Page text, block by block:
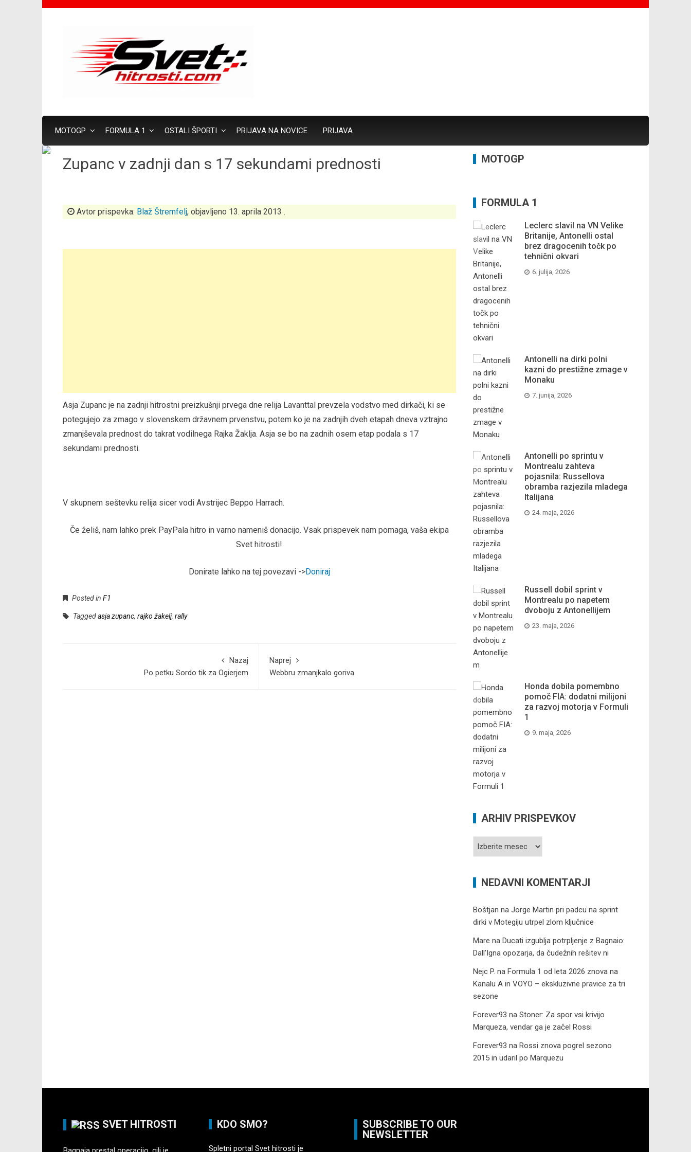
MOTOGP FORMULA 1 OSTALI ŠPORTI PRIJAVA NA NOVICE PRIJAVA
Zupanc v zadnji dan s 17 sekundami prednosti
Avtor prispevka: Blaž Štremfelj, objavljeno 13. aprila 2013 .
Asja Zupanc je na zadnji hitrostni preizkušnji prvega dne relija Lavanttal prevzela vodstvo med dirkači, ki se
potegujejo za zmago v slovenskem državnem prvenstvu, potem ko je na zadnjih dveh etapah dneva vztrajno
zmanjševala prednost do takrat vodilnega Rajka Žaklja. Asja se bo na zadnih osem etap podala s 17
sekundami prednosti.
V skupnem seštevku relija sicer vodi Avstrijec Beppo Harrach.
Če želiš, nam lahko prek PayPala hitro in varno nameniš donacijo. Vsak prispevek nam pomaga, vaša ekipa
Svet hitrosti!
Donirate lahko na tej povezavi ->Doniraj
Posted in F1
Taggedasja zupanc, rajko žakelj, rally
Nazaj
Po petku Sordo tik za Ogierjem
Naprej
Webbru zmanjkalo goriva
MOTOGP
FORMULA 1
Leclerc slavil na VN Velike
Britanije, Antonelli ostal
brez dragocenih točk po
tehnični okvari
6. julija, 2026
Antonelli na dirki polni
kazni do prestižne zmage v
Monaku
7. junija, 2026
Antonelli po sprintu v
Montrealu zahteva
pojasnila: Russellova
obramba razjezila mladega
Italijana
24. maja, 2026
Russell dobil sprint v
Montrealu po napetem
dvoboju z Antonellijem
23. maja, 2026
Honda dobila pomembno
pomoč FIA: dodatni milijoni
za razvoj motorja v Formuli
1
9. maja, 2026
ARHIV PRISPEVKOV
Arhiv
NEDAVNI KOMENTARJI
Boštjan na Jorge Martin pri padcu na sprint
dirki v Motegiju utrpel zlom ključnice
Mare na Ducati izgublja potrpljenje z Bagnaio:
Dall’Igna opozarja, da čudežnih rešitev ni
Nejc P. na Formula 1 od leta 2026 znova na
Kanalu A in VOYO – ekskluzivne pravice za tri
sezone
Forever93 na Stoner: Za spor vsi krivijo
Marqueza, vendar ga je začel Rossi
Forever93 na Rossi znova pogrel sezono
2015 in udaril po Marquezu
SVET HITROSTI KDO SMO?
Spletni portal Svet hitrosti je
SUBSCRIBE TO OUR
NEWSLETTER